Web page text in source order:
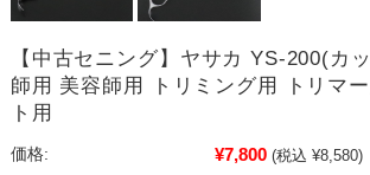
【中古セニング】ヤサカ YS-200(カ
師用 美容師用 トリミング用 トリマ
ト用
価格: ¥7,800 (税込 ¥8,580)